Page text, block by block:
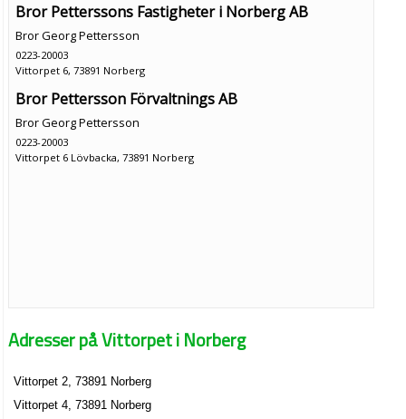
Bror Petterssons Fastigheter i Norberg AB
Bror Georg Pettersson
0223-20003
Vittorpet 6, 73891 Norberg
Bror Pettersson Förvaltnings AB
Bror Georg Pettersson
0223-20003
Vittorpet 6 Lövbacka, 73891 Norberg
Adresser på Vittorpet i Norberg
Vittorpet 2, 73891 Norberg
Vittorpet 4, 73891 Norberg